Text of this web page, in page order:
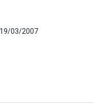
19/03/2007